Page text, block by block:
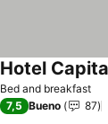
Bed and breakfast
Hotel
7,5 Bueno 87